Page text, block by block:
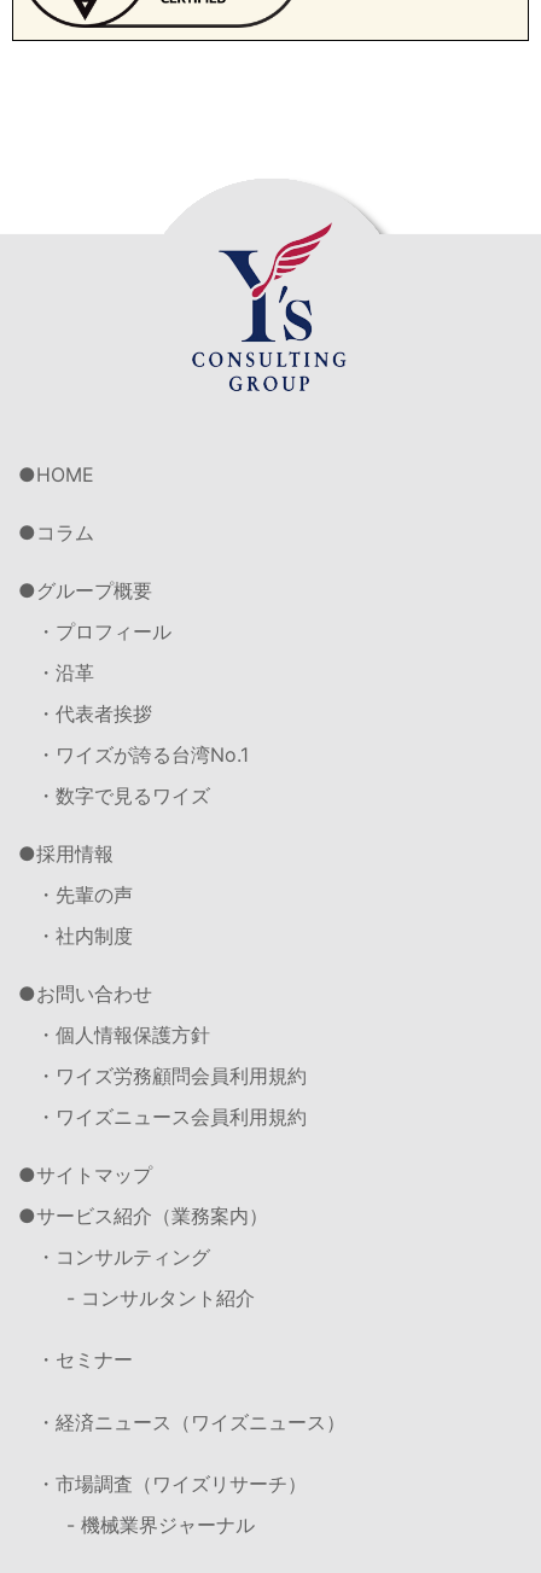
HOME
コラム
グループ概要
・プロフィール
・沿革
・代表者挨拶
・ワイズが誇る台湾No.1
・数字で見るワイズ
採用情報
・先輩の声
・社内制度
お問い合わせ
・個人情報保護方針
・ワイズ労務顧問会員利用規約
・ワイズニュース会員利用規約
サイトマップ
サービス紹介（業務案内）
・コンサルティング
- コンサルタント紹介
・セミナー
・経済ニュース（ワイズニュース）
・市場調査（ワイズリサーチ）
- 機械業界ジャーナル